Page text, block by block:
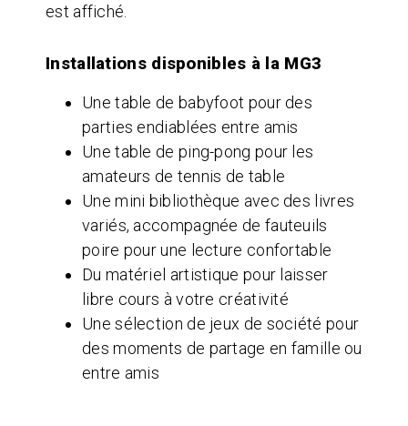
est affiché.
Installations disponibles à la MG3
Une table de babyfoot pour des
parties endiablées entre amis
Une table de ping-pong pour les
amateurs de tennis de table
Une mini bibliothèque avec des livres
variés, accompagnée de fauteuils
poire pour une lecture confortable
Du matériel artistique pour laisser
libre cours à votre créativité
Une sélection de jeux de société pour
des moments de partage en famille ou
entre amis